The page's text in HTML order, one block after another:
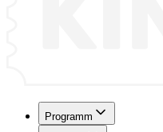
Programm